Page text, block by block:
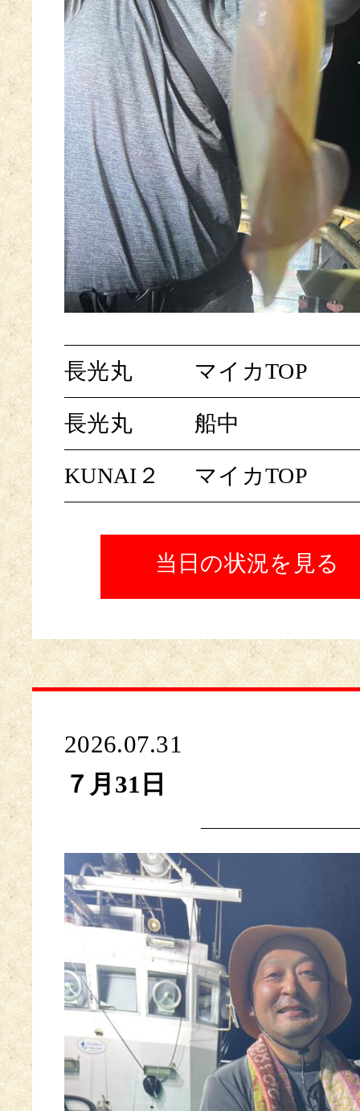
長光丸 マイカTOP
長光丸 船中
KUNAI２ マイカTOP
当日の状況を見る
2026.07.31
７月31日